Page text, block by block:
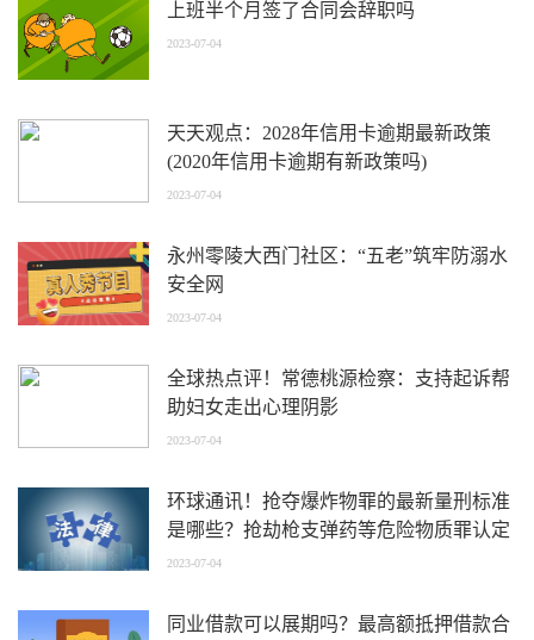
上班半个月签了合同会辞职吗
2023-07-04
天天观点：2028年信用卡逾期最新政策
(2020年信用卡逾期有新政策吗)
2023-07-04
永州零陵大西门社区：“五老”筑牢防溺水
安全网
2023-07-04
全球热点评！常德桃源检察：支持起诉帮
助妇女走出心理阴影
2023-07-04
环球通讯！抢夺爆炸物罪的最新量刑标准
是哪些？抢劫枪支弹药等危险物质罪认定
有哪些？
2023-07-04
同业借款可以展期吗？最高额抵押借款合